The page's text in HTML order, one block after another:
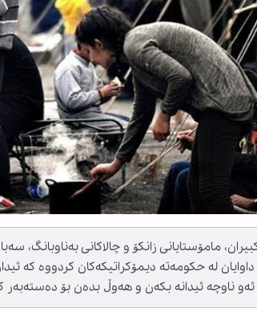
مامۆستایانی زانکۆ و چالاکانی بەناوبانگ،
لە حکومەتە دیمۆکراتیکەکان کردووە کە
ناوچە ئیدانە بکەن و هەوڵ بدەن بۆ دەستەبەر